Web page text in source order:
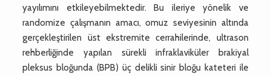
yayılımını etkileyebilmektedir. Bu ileriye yönelik ve
randomize çalışmanın amacı, omuz seviyesinin altında
gerçekleştirilen üst ekstremite cerrahilerinde, ultrason
rehberliğinde yapılan sürekli infraklaviküler brakiyal
pleksus bloğunda (BPB) üç delikli sinir bloğu kateteri ile